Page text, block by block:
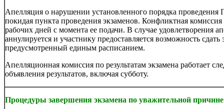
Апелляция о нарушении установленного порядка проведения
покидая пункта проведения экзаменов. Конфликтная
рабочих дней с момента ее подачи. В случае удовлетворения
аннулируется и участнику предоставляется возможность
предусмотренный единым расписанием.
Апелляционная комиссия по результатам экзамена работает
объявления результатов, включая субботу.
Процедуры завершения экзамена по уважительной причине